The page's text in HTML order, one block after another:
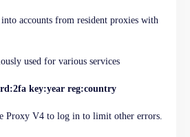
accounts from resident proxies with
used for various services
key:year reg:country
Proxy V4 to log in to limit other errors.